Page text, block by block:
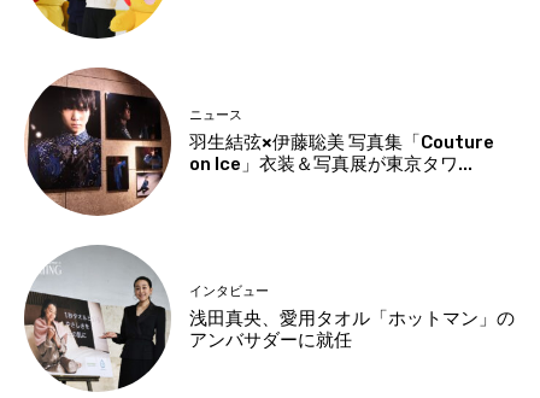
ニュース
羽生結弦×伊藤聡美 写真集「Couture
on Ice」衣装＆写真展が東京タワ...
インタビュー
浅田真央、愛用タオル「ホットマン」の
アンバサダーに就任